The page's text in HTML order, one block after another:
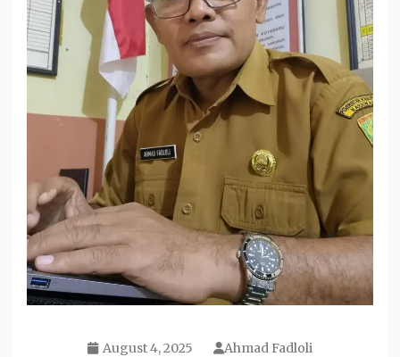
August 4, 2025 Ahmad Fadloli